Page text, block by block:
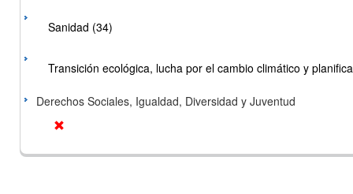
Sanidad (34)
Transición ecológica, lucha por el cambio climático y
Derechos Sociales, Igualdad, Diversidad y Juventud